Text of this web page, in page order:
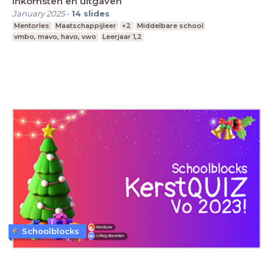
January 2025- 14 slides
Mentorles Maatschappijleer +2
Middelbare school
vmbo, mavo, havo, vwo
Leerjaar 1,2
Schoolblocks